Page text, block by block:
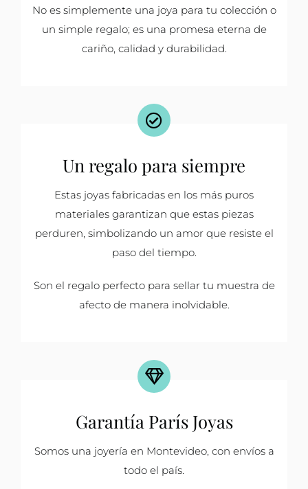
No es simplemente una joya para tu colección o
un simple regalo; es una promesa eterna de
cariño, calidad y durabilidad.
Un regalo para siempre
Estas joyas fabricadas en los más puros
materiales garantizan que estas piezas
perduren, simbolizando un amor que resiste el
paso del tiempo.
Son el regalo perfecto para sellar tu muestra de
afecto de manera inolvidable.
Garantía París Joyas
Somos una joyería en Montevideo, con envíos a
todo el país.